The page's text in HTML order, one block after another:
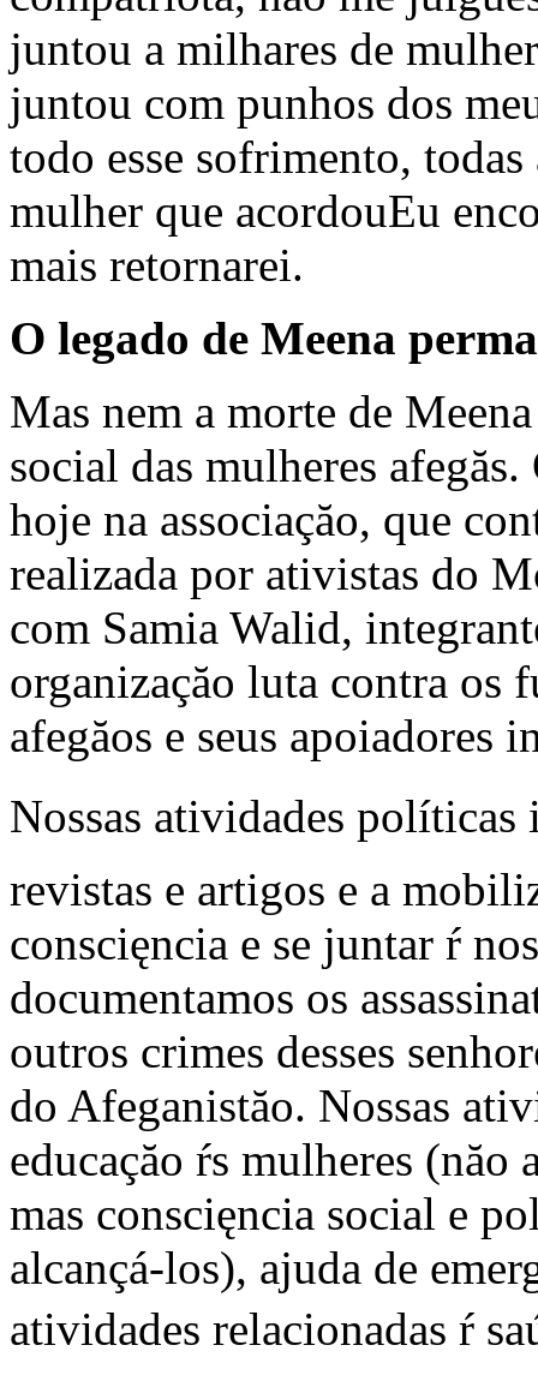
juntou a milhares de
juntou com punhos dos
todo esse sofrimento,
mulher que acordouEu
mais retornarei.
O legado de Meena
Mas nem a morte de
social das mulheres
hoje na associaçăo, que
realizada por ativistas do
com Samia Walid,
organizaçăo luta contra os
afegăos e seus apoiadores
Nossas atividades
revistas e artigos e a
conscięncia e se juntar ŕ
documentamos os
outros crimes desses
do Afeganistăo. Nossas
educaçăo ŕs mulheres (năo
mas conscięncia social e
alcançá-los), ajuda de
atividades relacionadas ŕ